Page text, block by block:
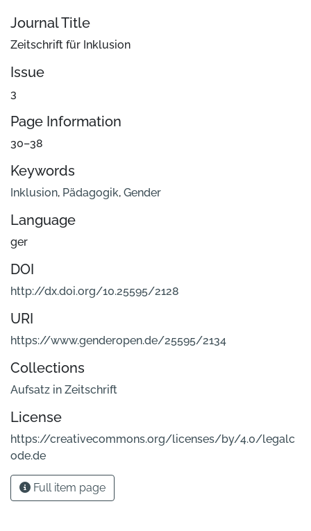
Journal Title
Zeitschrift für Inklusion
Issue
3
Page Information
30–38
Keywords
Inklusion, Pädagogik, Gender
Language
ger
DOI
http://dx.doi.org/10.25595/2128
URI
https://www.genderopen.de/25595/2134
Collections
Aufsatz in Zeitschrift
License
https://creativecommons.org/licenses/by/4.0/legalc
ode.de
Full item page